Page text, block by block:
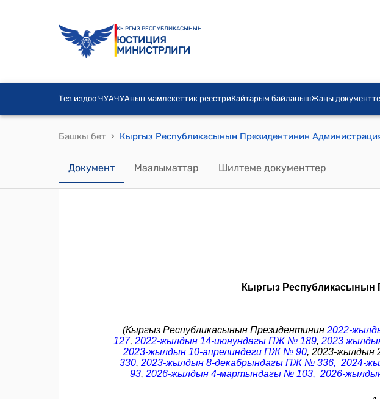
КЫРГЫЗ РЕСПУБЛИКАСЫНЫН
ЮСТИЦИЯ
МИНИСТРЛИГИ
Тез издөө ЧУАЧУАнын мамлекеттик реестриКайтарым байланышЖаңы
Башкы бет ›
Документ Маалыматтар Шилтеме документтер